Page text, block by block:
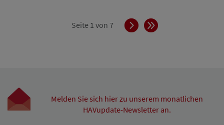
Seite 1 von 7 VorwärtsEnde
Melden Sie sich hier zu unserem monatlichen
HAVupdate-Newsletter an.